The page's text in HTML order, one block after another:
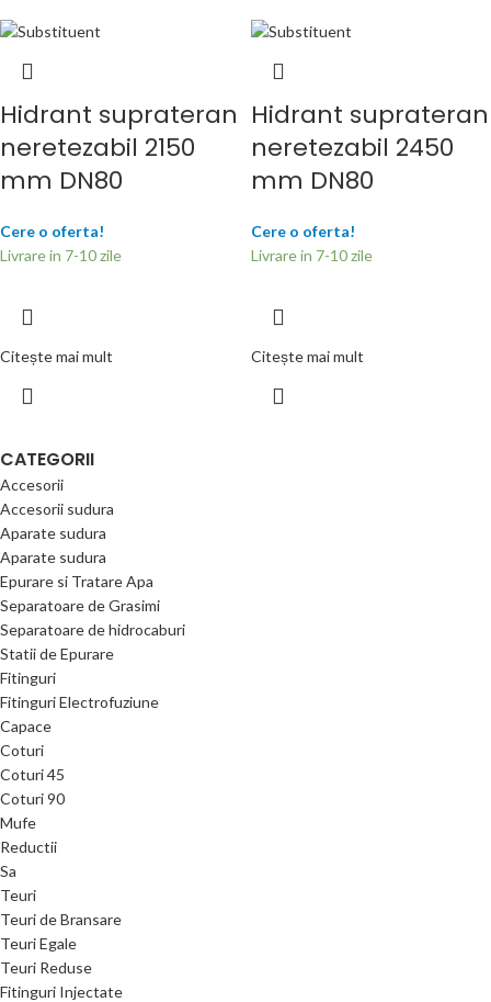
CATEGORII
Accesorii
Accesorii sudura
Aparate sudura
Aparate sudura
Epurare si Tratare Apa
Separatoare de Grasimi
Separatoare de hidrocaburi
Statii de Epurare
Fitinguri
Fitinguri Electrofuziune
Capace
Coturi
Coturi 45
Coturi 90
Mufe
Reductii
Sa
Teuri
Teuri de Bransare
Teuri Egale
Teuri Reduse
Fitinguri Injectate
Hidrant suprateran
neretezabil 2150
mm DN80
Cere o oferta!
Livrare in 7-10 zile
Citește mai mult
Hidrant suprateran
neretezabil 2450
mm DN80
Cere o oferta!
Livrare in 7-10 zile
Citește mai mult